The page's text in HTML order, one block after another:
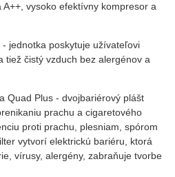
vysoko efektívny kompresor a
jednotka poskytuje užívateľovi
tiež čistý vzduch bez alergénov a
Quad Plus - dvojbariérový plášt
prachu a cigaretového
proti prachu, plesniam, spórom
vytvorí elektrickú bariéru, ktorá
vírusy, alergény, zabraňuje tvorbe